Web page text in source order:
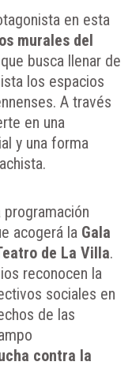
en esta
murales del
busca llenar de
los espacios
A través
en una
y una forma
acogerá la Gala
de La Villa.
reconocen la
sociales en
de las
contra la